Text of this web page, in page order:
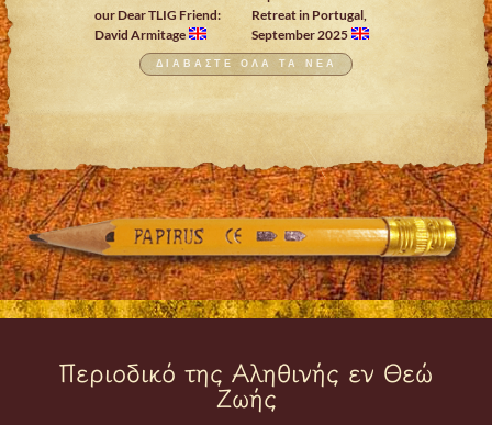
our Dear TLIG Friend:
David Armitage
Retreat in Portugal,
September 2025
ΔΙΑΒΑΣΤΕ ΟΛΑ ΤΑ ΝΕΑ
Περιοδικό της Αληθινής εν Θεώ
Ζωής